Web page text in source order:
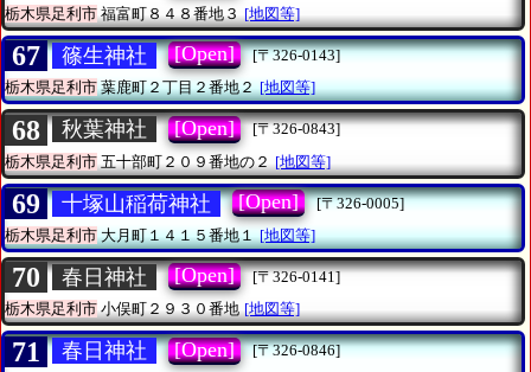
栃木県足利市福富町８４８番地３ [地図等]
67 篠生神社 [Open]
[〒326-0143]
栃木県足利市葉鹿町２丁目２番地２ [地図等]
68 秋葉神社 [Open]
[〒326-0843]
栃木県足利市 五十部町２０９番地の２ [地図等]
69 十塚山稲荷神社 [Open]
[〒326-0005]
栃木県足利市大月町１４１５番地１ [地図等]
70 春日神社 [Open]
[〒326-0141]
栃木県足利市小俣町２９３０番地 [地図等]
71 春日神社 [Open]
[〒326-0846]